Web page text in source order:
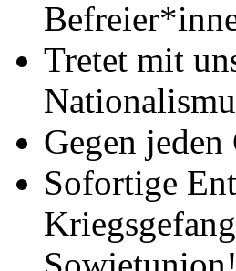
Tretet mit
Gegen
Sofortige